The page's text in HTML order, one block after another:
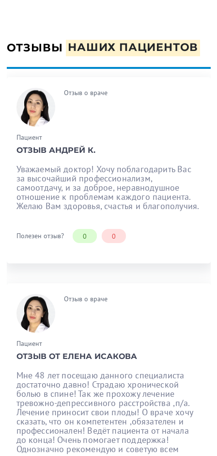
ОТЗЫВЫ НАШИХ ПАЦИЕНТОВ
Отзыв о враче
Пациент
ОТЗЫВ АНДРЕЙ К.
Уважаемый доктор! Хочу поблагодарить Вас
за высочайший профессионализм,
самоотдачу, и за доброе, неравнодушное
отношение к проблемам каждого пациента.
Желаю Вам здоровья, счастья и благополучия.
Полезен отзыв? 0 0
Отзыв о враче
Пациент
ОТЗЫВ ОТ ЕЛЕНА ИСАКОВА
Мне 48 лет посещаю данного специалиста
достаточно давно! Страдаю хронической
болью в спине! Так же прохожу лечение
тревожно-депрессивного расстройства ,п/а.
Лечение приносит свои плоды! О враче хочу
сказать, что он компетентен ,обязателен и
профессионален! Ведёт пациента от начала
до конца! Очень помогает поддержка!
Однозначно рекомендую и советую всем